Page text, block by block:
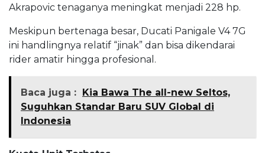
Akrapovic tenaganya meningkat menjadi 228 hp.
Meskipun bertenaga besar, Ducati Panigale V4 7G
ini handlingnya relatif “jinak” dan bisa dikendarai
rider amatir hingga profesional.
Baca juga : Kia Bawa The all-new Seltos,
Suguhkan Standar Baru SUV Global di
Indonesia